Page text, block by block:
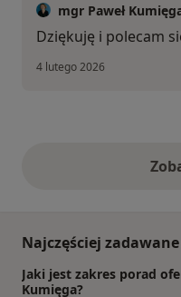
mgr Paweł
Dziękuję i polecam
4 lutego 2026
Najczęściej
Jaki jest zakres porad
Kumięga?